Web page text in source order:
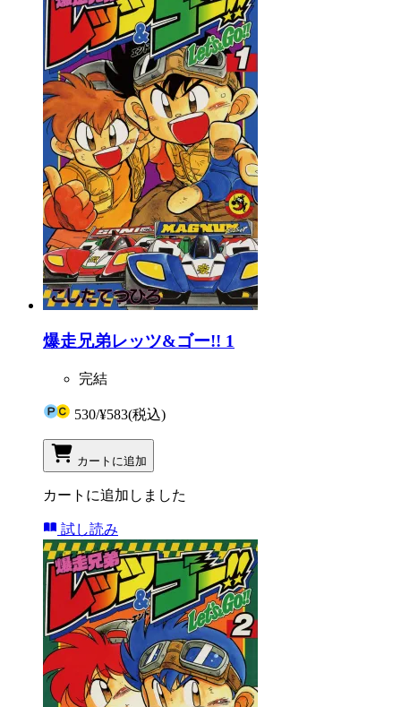
爆走兄弟レッツ&ゴー!! 1
完結
530/¥583(税込)
カートに追加
カートに追加しました
試し読み